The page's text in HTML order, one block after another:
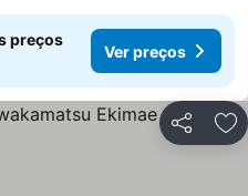
preços
Ver preços
Partilhar